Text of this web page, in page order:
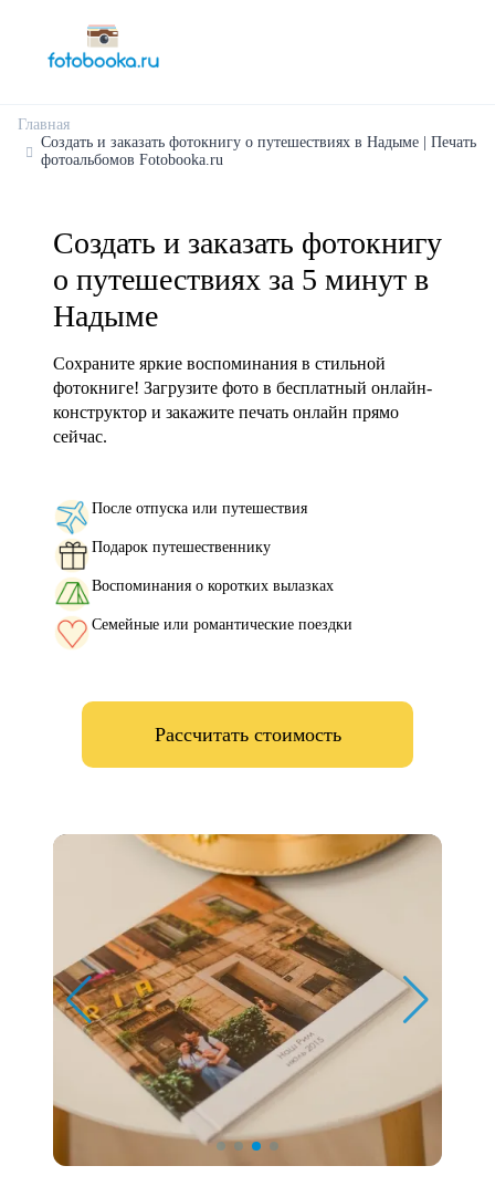
Главная
Создать и заказать фотокнигу о путешествиях в Надыме | Печать
фотоальбомов Fotobooka.ru
Создать и заказать фотокнигу
о путешествиях за 5 минут в
Надыме
Сохраните яркие воспоминания в стильной
фотокниге! Загрузите фото в бесплатный онлайн-
конструктор и закажите печать онлайн прямо
сейчас.
После отпуска или путешествия
Подарок путешественнику
Воспоминания о коротких вылазках
Семейные или романтические поездки
Рассчитать стоимость